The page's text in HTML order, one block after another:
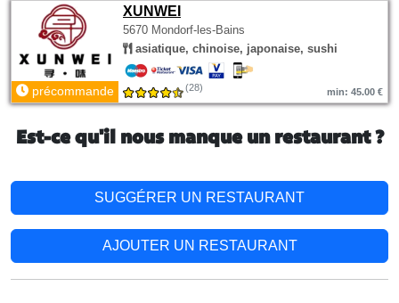
XUNWEI
5670 Mondorf-les-Bains
asiatique, chinoise, japonaise, sushi
précommande (28) min: 45.00 €
Est-ce qu'il nous manque un restaurant ?
SUGGÉRER UN RESTAURANT
AJOUTER UN RESTAURANT